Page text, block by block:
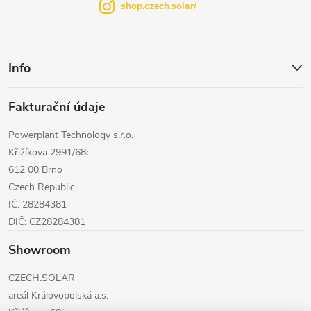
Info
Fakturační údaje
Powerplant Technology s.r.o.
Křižíkova 2991/68c
612 00 Brno
Czech Republic
IČ: 28284381
DIČ: CZ28284381
Showroom
CZECH.SOLAR
areál Královopolská a.s.
shop.czech.solar/